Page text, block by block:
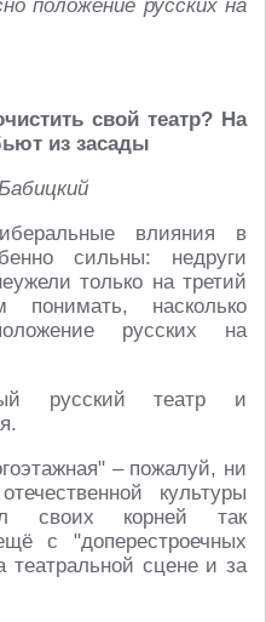
положение русских на
свой театр? На
из засады
влияния в
сильны: недруги
только на третий
насколько
русских на
русский театр и
– пожалуй, ни
культуры
своих корней так
с "доперестроечных
театральной сцене и за